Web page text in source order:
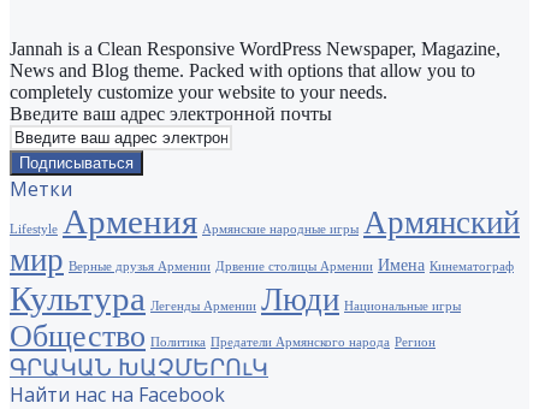
Jannah is a Clean Responsive WordPress Newspaper, Magazine,
News and Blog theme. Packed with options that allow you to
completely customize your website to your needs.
Введите ваш адрес электронной почты
Метки
Lifestyle Армения Армянские народные игры Армянский
мир Верные друзья Армении Дрвение столицы Армении Имена Кинематограф
Культура Легенды Армении Люди Национальные игры
Общество Политика Предатели Армянского народа Регион
ԳՐԱԿԱՆ ԽԱՉՄԵՐՈւԿ
Найти нас на Facebook